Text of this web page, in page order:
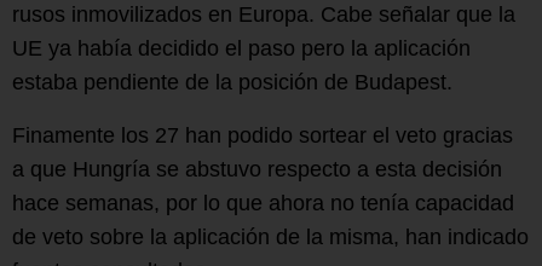
rusos inmovilizados en Europa. Cabe señalar que la
UE ya había decidido el paso pero la aplicación
estaba pendiente de la posición de Budapest.
Finamente los 27 han podido sortear el veto gracias
a que Hungría se abstuvo respecto a esta decisión
hace semanas, por lo que ahora no tenía capacidad
de veto sobre la aplicación de la misma, han indicado